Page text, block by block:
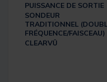
PUISSANCE DE SORTIE
SONDEUR
TRADITIONNEL
FRÉQUENCE/FAISCEAU)
CLEARVÜ